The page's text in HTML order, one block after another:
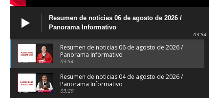
Resumen de noticias 06 de agosto de 2026 /
Panorama Informativo
03:54
Resumen de noticias 06 de agosto de 2026 /
Panorama Informativo
03:54
Resumen de noticias 04 de agosto de 2026 /
Panorama Informativo
03:29